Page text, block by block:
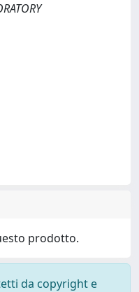
prodotto.
da copyright e